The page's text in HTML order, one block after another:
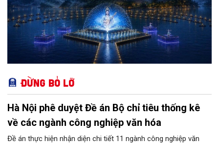
Đừng bỏ lỡ
Hà Nội phê duyệt Đề án Bộ chỉ tiêu thống kê
về các ngành công nghiệp văn hóa
Đề án thực hiện nhận diện chi tiết 11 ngành công nghiệp văn